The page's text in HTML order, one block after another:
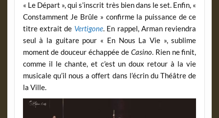
« Le Départ », qui s’inscrit très bien dans le set. Enfin, «
Constamment Je Brûle » confirme la puissance de ce
titre extrait de Vertigone. En rappel, Arman reviendra
seul à la guitare pour « En Nous La Vie », sublime
moment de douceur échappée de Casino. Rien ne finit,
comme il le chante, et c’est un doux retour à la vie
musicale qu’il nous a offert dans l’écrin du Théâtre de
la Ville.